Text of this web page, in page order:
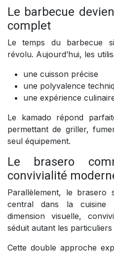
Le barbecue
complet
Le temps du barbecue
révolu. Aujourd’hui, les
une cuisson précise
une polyvalence
une expérience
Le kamado répond
permettant de griller,
seul équipement.
Le brasero
convivialité
Parallèlement, le brasero
central dans la cuisine
dimension visuelle,
séduit autant les
Cette double approche